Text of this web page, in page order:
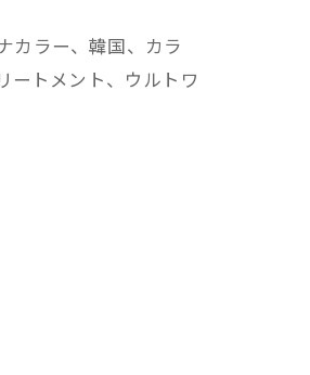
カラー、韓国、カラ
ートメント、ウルトワ